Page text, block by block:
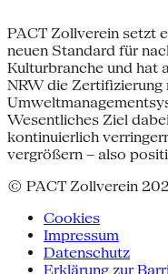
PACT Zollverein setzt
neuen Standard für
Kulturbranche und hat
NRW die Zertifizierung
Wesentliches Ziel
kontinuierlich
vergrößern – also
© PACT Zollverein
Cookies
Impressum
Datenschutz
Erklärung zur